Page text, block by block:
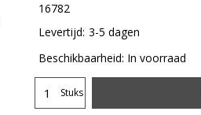
16782
Levertijd: 3-5 dagen
Beschikbaarheid: In voorraad
Stuks